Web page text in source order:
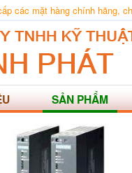
các mặt hàng chính hãng,
SẢN PHẨM